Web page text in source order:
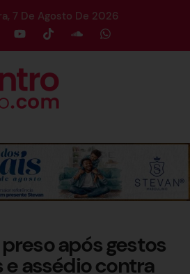
7 De Agosto De 2026
após gestos
assédio contra